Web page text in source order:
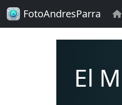
FotoAndresParra
El